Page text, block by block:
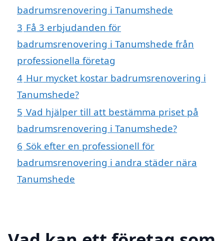
badrumsrenovering i Tanumshede
3 Få 3 erbjudanden för
badrumsrenovering i Tanumshede från
professionella företag
4 Hur mycket kostar badrumsrenovering i
Tanumshede?
5 Vad hjälper till att bestämma priset på
badrumsrenovering i Tanumshede?
6 Sök efter en professionell för
badrumsrenovering i andra städer nära
Tanumshede